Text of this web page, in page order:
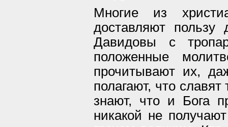
Многие из
доставляют
Давидовы с
положенные
прочитывают их,
полагают, что
знают, что и Бога
никакой не